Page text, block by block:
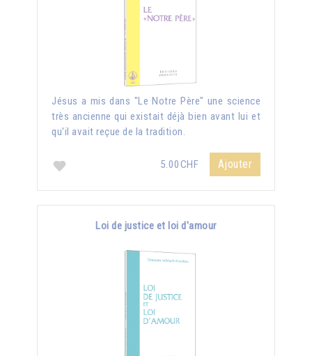
Jésus a mis dans "Le Notre Père" une science
très ancienne qui existait déjà bien avant lui et
qu'il avait reçue de la tradition.
5.00CHF Ajouter
Loi de justice et loi d'amour